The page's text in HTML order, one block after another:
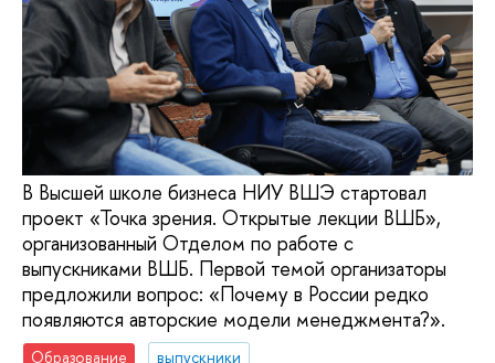
В Высшей школе бизнеса НИУ ВШЭ стартовал
проект «Точка зрения. Открытые лекции ВШБ»,
организованный Отделом по работе с
выпускниками ВШБ. Первой темой организаторы
предложили вопрос: «Почему в России редко
появляются авторские модели менеджмента?».
Образование
выпускники